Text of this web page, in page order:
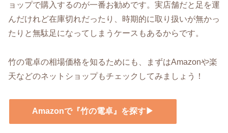
ョップで購入するのが一番お勧めです。実店舗だと足を運
んだけれど在庫切れだったり、時期的に取り扱いが無かっ
たりと無駄足になってしまうケースもあるからです。
竹の電卓の相場価格を知るためにも、まずはAmazonや楽
天などのネットショップもチェックしてみましょう！
Amazonで『竹の電卓』を探す▶